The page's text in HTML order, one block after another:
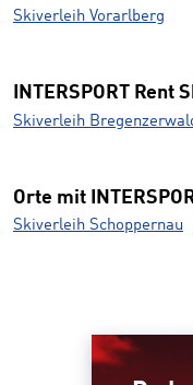
Skiverleih Vorarlberg
INTERSPORT Rent
Skiverleih
Orte mit
Skiverleih Schoppernau